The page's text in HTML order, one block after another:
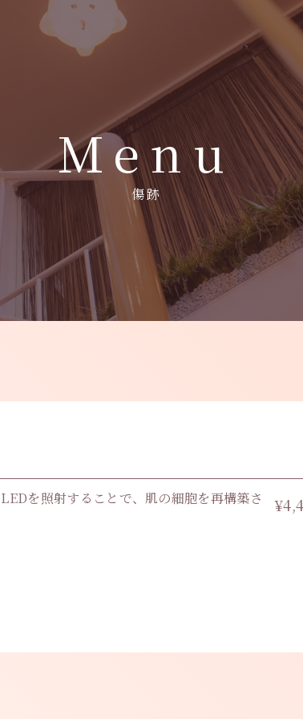
Home - 施術メニュー- 施術料金- メディカルコス
- ご予約とお問い合わせ -
Tel. 073-428-
8686
〒
診
木
Menu
傷跡
を照射することで、肌の細胞を再構築さ